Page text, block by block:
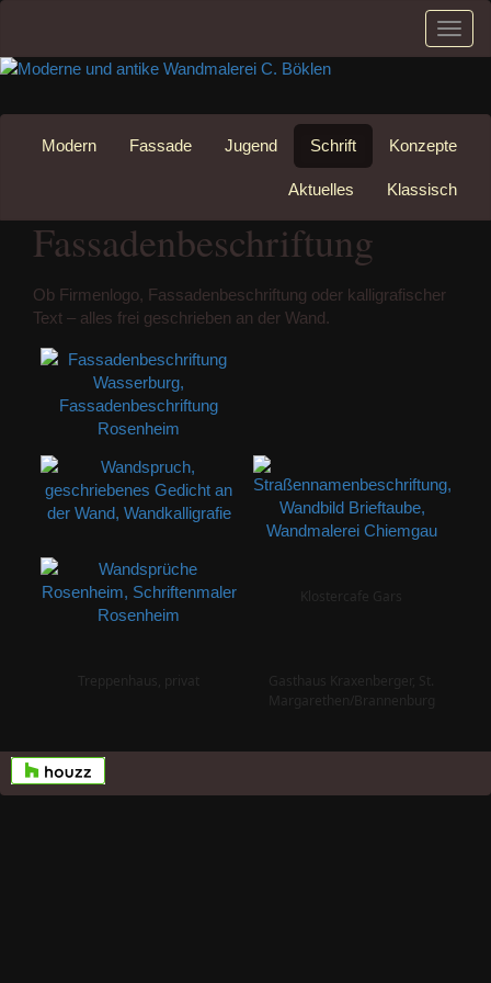
springen
Konzepte
Schrift
Jugend
Fassade
Modern
Klassisch
Aktuelles
Fassadenbeschriftung
Ob Firmenlogo, Fassadenbeschriftung oder kalligrafischer
Text – alles frei geschrieben an der Wand.
Treppenhaus, privat
Gasthaus Kraxenberger, St.
Margarethen/Brannenburg